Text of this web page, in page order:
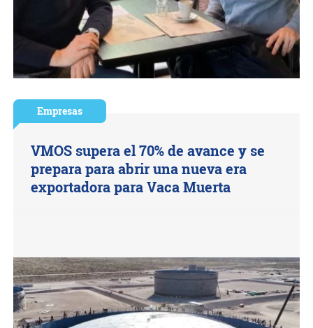
Empresas
VMOS supera el 70% de avance y se
prepara para abrir una nueva era
exportadora para Vaca Muerta